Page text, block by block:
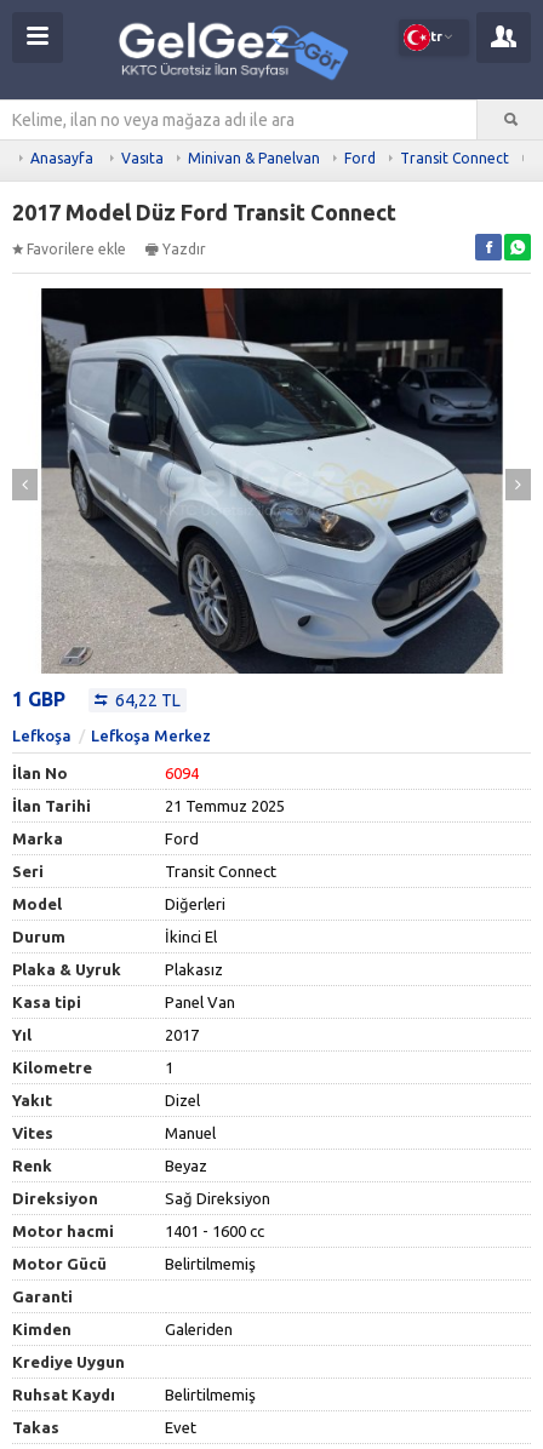
tr
Anasayfa Vasıta Minivan & Panelvan Ford Transit Connect
2017 Model Düz Ford Transit Connect
Favorilere ekle Yazdır
1 GBP 64,22 TL
Lefkoşa Lefkoşa Merkez
İlan No
6094
İlan Tarihi
21 Temmuz 2025
Marka
Ford
Seri
Transit Connect
Model
Diğerleri
Durum
İkinci El
Plaka & Uyruk
Plakasız
Kasa tipi
Panel Van
Yıl
2017
Kilometre
1
Yakıt
Dizel
Vites
Manuel
Renk
Beyaz
Direksiyon
Sağ Direksiyon
Motor hacmi
1401 - 1600 cc
Motor Gücü
Belirtilmemiş
Garanti
Kimden
Galeriden
Krediye Uygun
Ruhsat Kaydı
Belirtilmemiş
Takas
Evet